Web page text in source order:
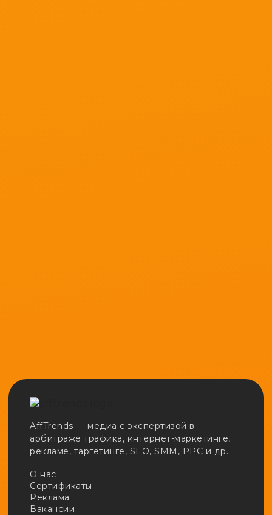
AffTrends — медиа с экспертизой в
арбитраже трафика, интернет-маркетинге,
рекламе, таргетинге, SEO, SMM, PPC и др.
О нас
Сертификаты
Реклама
Вакансии